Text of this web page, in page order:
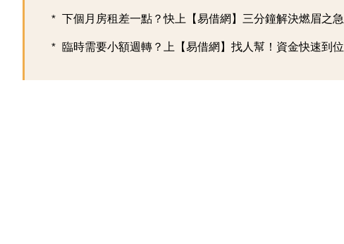
下個月房租差一點？快上【易借網】三分鐘解決燃眉之急
臨時需要小額週轉？上【易借網】找人幫！資金快速到位